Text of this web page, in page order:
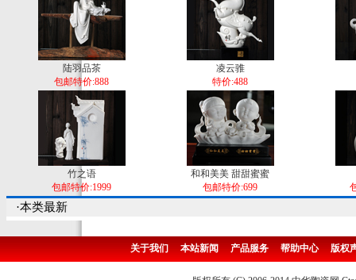
陆羽品茶
包邮特价:888
凌云骓
特价:488
竹之语
包邮特价:1999
和和美美 甜甜蜜蜜
包邮特价:699
·本类最新
关于我们 本站新闻 产品服务 帮助中心 版权